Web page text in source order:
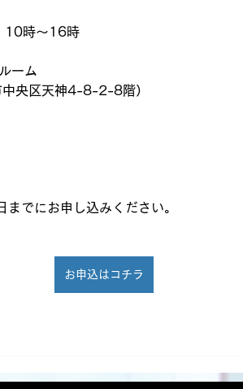
10時～16時
ーム
区天神4-8-2-8階）
でにお申し込みください。
お申込はコチラ